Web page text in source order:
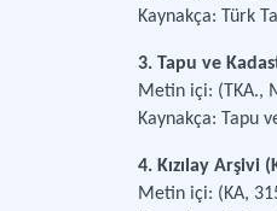
Kaynakça: Türk
3. Tapu ve
Metin içi: (TKA.,
Kaynakça: Tapu
4. Kızılay Arşivi
Metin içi: (KA,